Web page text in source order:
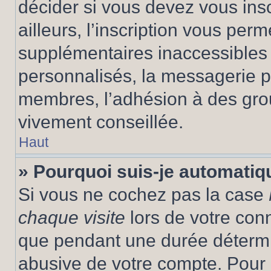
décider si vous devez vous
ailleurs, l’inscription vous
supplémentaires
personnalisés, la messagerie
membres, l’adhésion à des
vivement conseillée.
Haut
» Pourquoi suis-je
Si vous ne cochez pas la case
chaque visite lors de votre
que pendant une durée
abusive de votre compte.